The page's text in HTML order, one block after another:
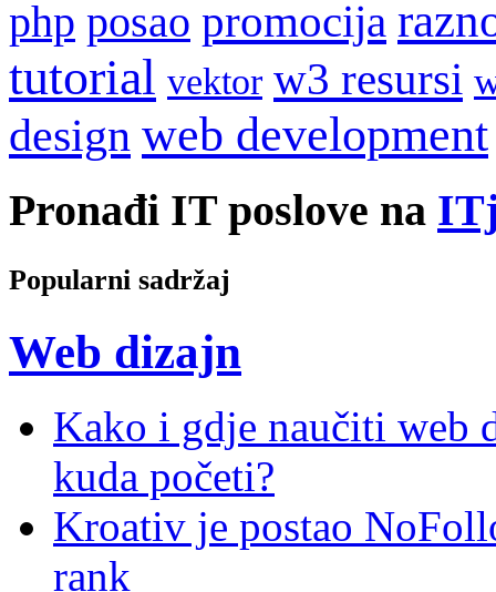
php posao promocija
tutorial vektor w3 resursi
design web development
Pronađi IT poslove na
Popularni sadržaj
Web dizajn
Kako i gdje naučiti web
kuda početi?
Kroativ je postao
rank